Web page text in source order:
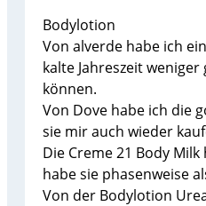
Bodylotion
Von alverde habe ich
kalte Jahreszeit
können.
Von Dove habe ich die
sie mir auch wieder
Die Creme 21 Body
habe sie phasenweise
Von der Bodylotion